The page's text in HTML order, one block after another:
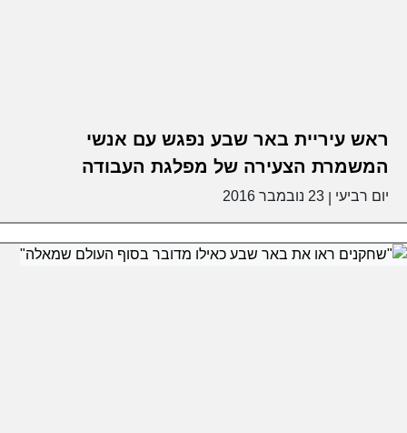
ראש עיריית באר שבע נפגש עם אנשי
המשמרת הצעירה של מפלגת העבודה
יום רביעי 23 נובמבר 2016